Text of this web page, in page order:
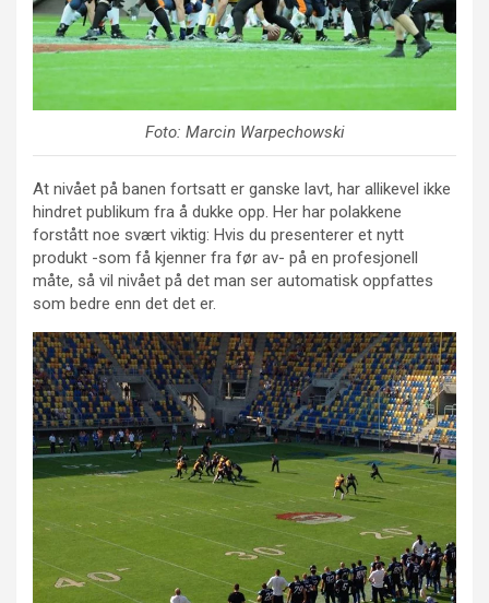
Foto: Marcin Warpechowski
At nivået på banen fortsatt er ganske lavt, har allikevel ikke
hindret publikum fra å dukke opp. Her har polakkene
forstått noe svært viktig: Hvis du presenterer et nytt
produkt -som få kjenner fra før av- på en profesjonell
måte, så vil nivået på det man ser automatisk oppfattes
som bedre enn det det er.